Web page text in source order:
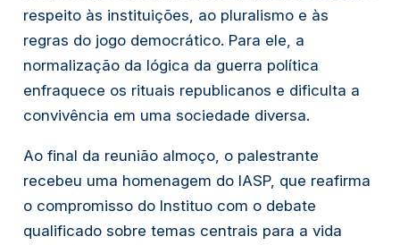
respeito às instituições, ao pluralismo e às
regras do jogo democrático. Para ele, a
normalização da lógica da guerra política
enfraquece os rituais republicanos e dificulta a
convivência em uma sociedade diversa.
Ao final da reunião almoço, o palestrante
recebeu uma homenagem do IASP, que reafirma
o compromisso do Instituo com o debate
qualificado sobre temas centrais para a vida